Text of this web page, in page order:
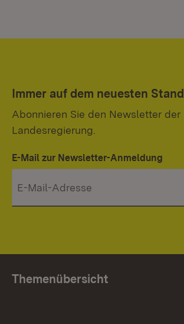
Immer auf dem neuesten Stand
Abonnieren Sie den Newsletter der
Landesregierung.
E-Mail zur Newsletter-Anmeldung
Themenübersicht